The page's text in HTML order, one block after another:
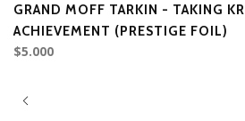
GRAND MOFF TARKIN - TAKING
ACHIEVEMENT (PRESTIGE FOIL)
$5.000